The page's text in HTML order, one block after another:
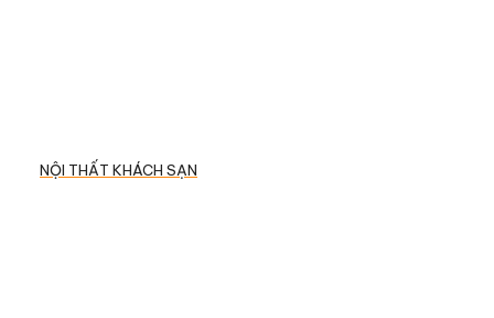
NỘI THẤT KHÁCH SẠN